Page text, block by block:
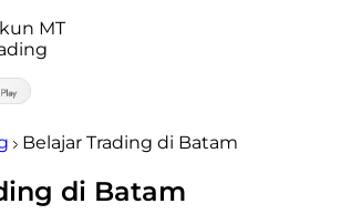
MT
Belajar Trading di Batam
di Batam